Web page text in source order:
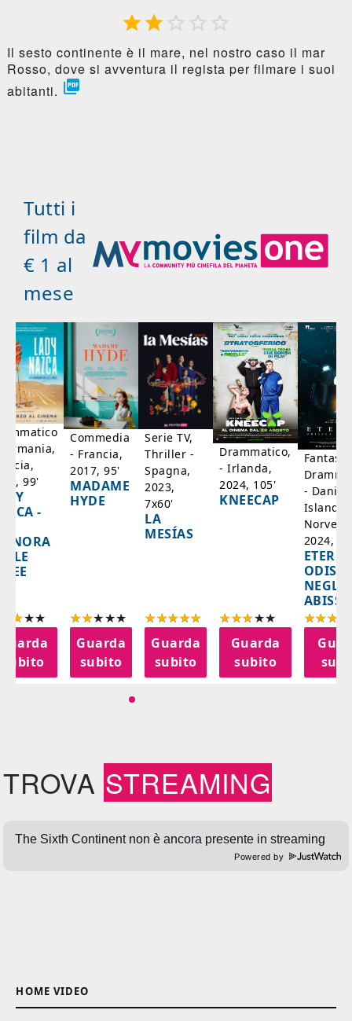
   
Il sesto continente è il mare, nel nostro caso il mar
Rosso, dove si avventura il regista per filmare i suoi
abitanti. 
Tutti i
film da
€ 1 al
mese
99'
-
subito
Commedia
- Francia,
2017, 95'
MADAME
HYDE
Guarda
subito
Serie TV,
Thriller -
Spagna,
2023,
7x60'
LA
MESÍAS
Guarda
subito
Drammatico,
- Irlanda,
2024, 105'
KNEECAP
Guarda
subito
-
Islanda,
2024,
NEGLI
ABISSI
TROVA STREAMING
Powered by
HOME VIDEO